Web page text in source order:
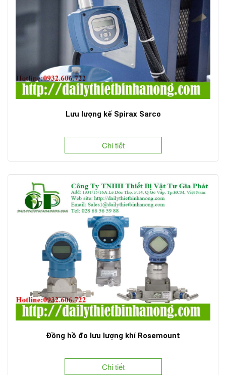
Lưu lượng kế Spirax Sarco
Chi tiết
Đồng hồ đo lưu lượng khí Rosemount
Chi tiết